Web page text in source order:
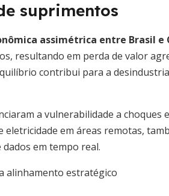
suprimentos
assimétrica entre Brasil e
resultando em perda de valor
contribui para a
a vulnerabilidade a choques
em áreas remotas,
em tempo real.
alinhamento estratégico